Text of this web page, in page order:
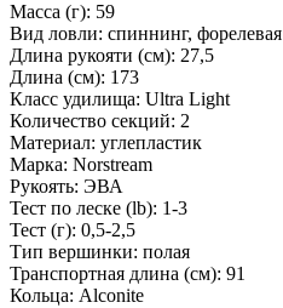
Масса (г): 59
Вид ловли: спиннинг, форелевая
Длина рукояти (см): 27,5
Длина (см): 173
Класс удилища: Ultra Light
Количество секций: 2
Материал: углепластик
Марка: Norstream
Рукоять: ЭВА
Тест по леске (lb): 1-3
Тест (г): 0,5-2,5
Тип вершинки: полая
Транспортная длина (см): 91
Кольца: Alconite